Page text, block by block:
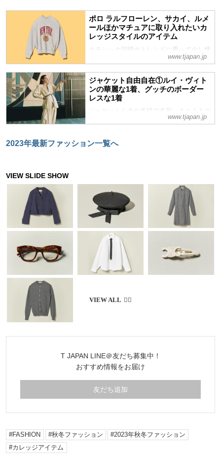
ポロ ラルフローレン、サカイ、ルメ
ールほかマチュアに取り入れたいカ
レッジスタイルのアイテム
クラシック回帰のトレンドに乗って少し懐
かしいカレッジアイテムも再燃の兆し。素
狙い目。
www.tjapan.jp
ジャケット自由自在①ルイ・ヴィト
ンの華麗な1着、グッチのボーダー
レスな1着
ジャケットも今や多様で多彩、まとう人の
内面を引き立て、人生のさまざまな場面に
に今季はきっと出合える。
www.tjapan.jp
2023年最新ファッション一覧へ
T JAPAN LINE＠友だち募集中！
おすすめ情報をお届け
友だち追加
FASHION 秋冬ファッション
2023年秋冬ファッション
カレッジアイテム